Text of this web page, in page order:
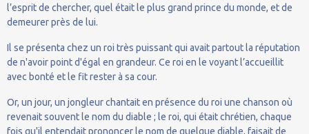
l’esprit de chercher, quel était le plus grand prince du monde, et de
demeurer près de lui.
Il se présenta chez un roi très puissant qui avait partout la réputation
de n'avoir point d'égal en grandeur. Ce roi en le voyant l’accueillit
avec bonté et le fit rester à sa cour.
Or, un jour, un jongleur chantait en présence du roi une chanson où
revenait souvent le nom du diable ; le roi, qui était chrétien, chaque
fois qu'il entendait prononcer le nom de quelque diable, faisait de